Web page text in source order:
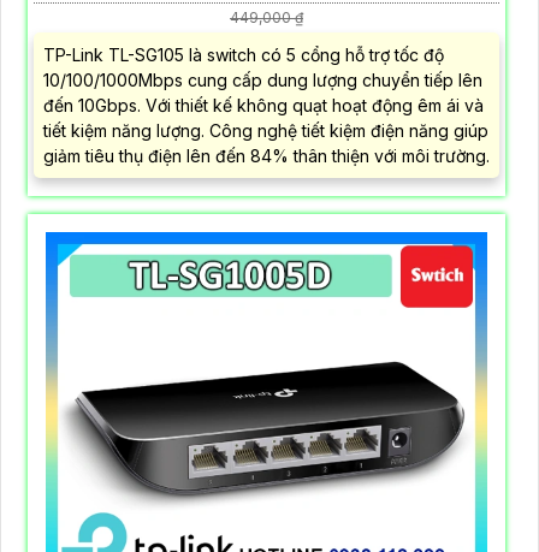
449,000 ₫
TP-Link TL-SG105 là switch có 5 cổng hỗ trợ tốc độ
10/100/1000Mbps cung cấp dung lượng chuyển tiếp lên
đến 10Gbps. Với thiết kế không quạt hoạt động êm ái và
tiết kiệm năng lượng. Công nghệ tiết kiệm điện năng giúp
giảm tiêu thụ điện lên đến 84% thân thiện với môi trường.